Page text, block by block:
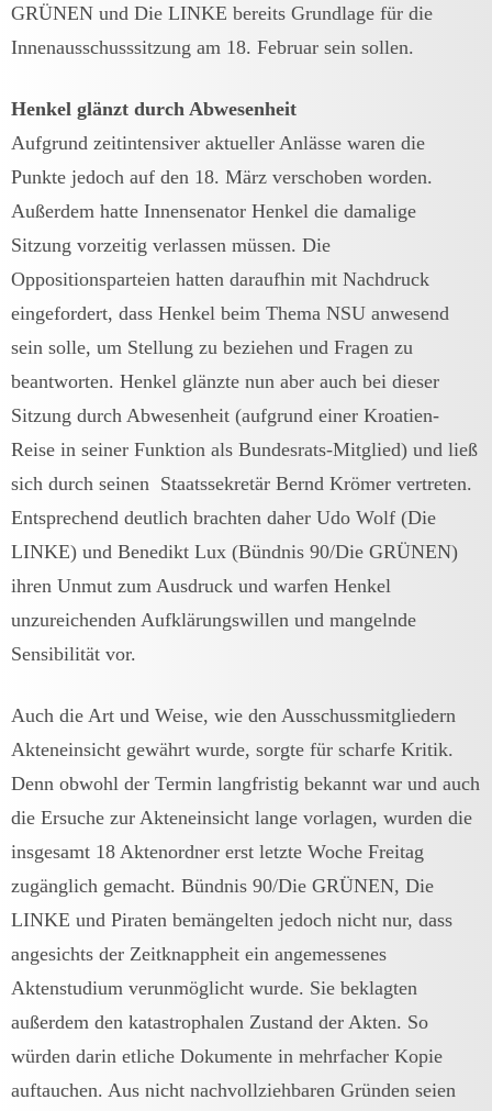
GRÜNEN und Die LINKE bereits Grundlage für die
Innenausschusssitzung am 18. Februar sein sollen.
Henkel glänzt durch Abwesenheit
Aufgrund zeitintensiver aktueller Anlässe waren die
Punkte jedoch auf den 18. März verschoben worden.
Außerdem hatte Innensenator Henkel die damalige
Sitzung vorzeitig verlassen müssen. Die
Oppositionsparteien hatten daraufhin mit Nachdruck
eingefordert, dass Henkel beim Thema NSU anwesend
sein solle, um Stellung zu beziehen und Fragen zu
beantworten. Henkel glänzte nun aber auch bei dieser
Sitzung durch Abwesenheit (aufgrund einer Kroatien-
Reise in seiner Funktion als Bundesrats-Mitglied) und ließ
sich durch seinen Staatssekretär Bernd Krömer vertreten.
Entsprechend deutlich brachten daher Udo Wolf (Die
LINKE) und Benedikt Lux (Bündnis 90/Die GRÜNEN)
ihren Unmut zum Ausdruck und warfen Henkel
unzureichenden Aufklärungswillen und mangelnde
Sensibilität vor.
Auch die Art und Weise, wie den Ausschussmitgliedern
Akteneinsicht gewährt wurde, sorgte für scharfe Kritik.
Denn obwohl der Termin langfristig bekannt war und auch
die Ersuche zur Akteneinsicht lange vorlagen, wurden die
insgesamt 18 Aktenordner erst letzte Woche Freitag
zugänglich gemacht. Bündnis 90/Die GRÜNEN, Die
LINKE und Piraten bemängelten jedoch nicht nur, dass
angesichts der Zeitknappheit ein angemessenes
Aktenstudium verunmöglicht wurde. Sie beklagten
außerdem den katastrophalen Zustand der Akten. So
würden darin etliche Dokumente in mehrfacher Kopie
auftauchen. Aus nicht nachvollziehbaren Gründen seien